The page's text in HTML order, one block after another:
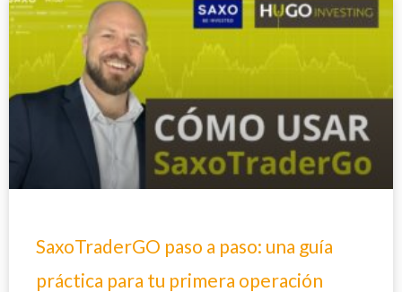
SaxoTraderGO paso a paso: una guía
práctica para tu primera operación